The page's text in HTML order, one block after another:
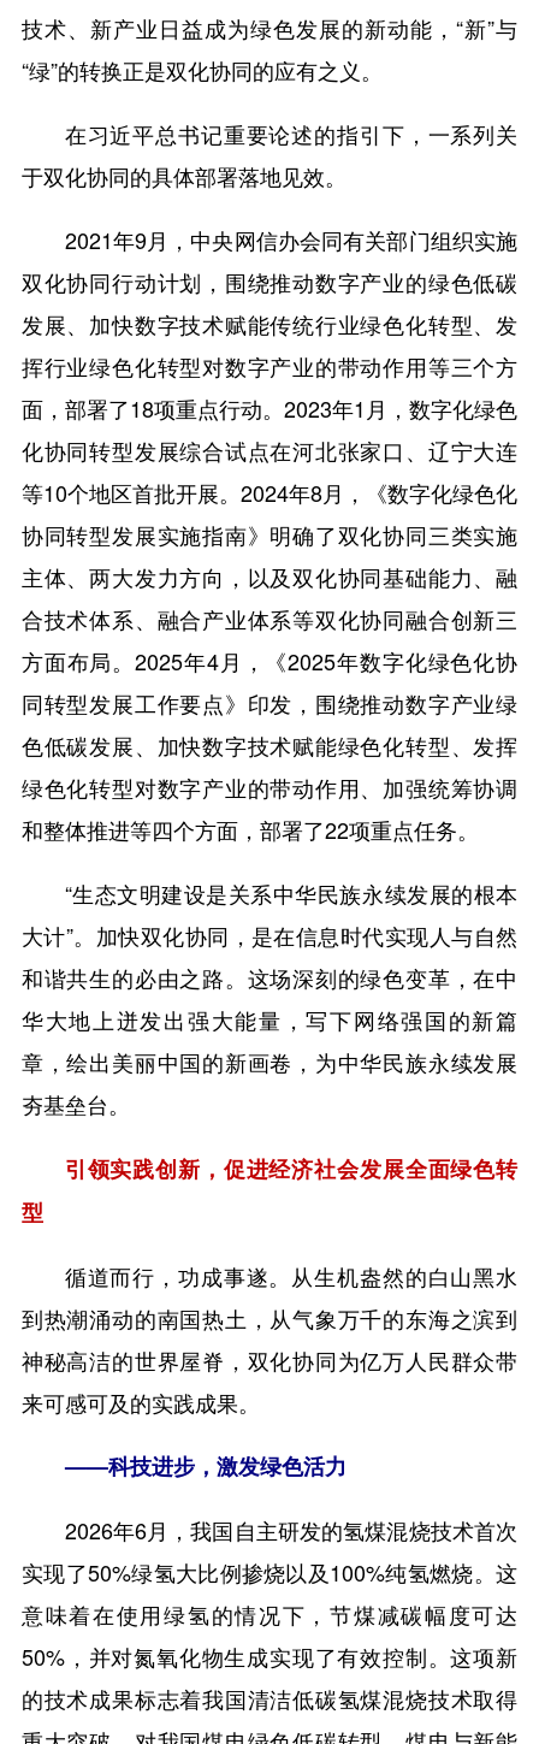
技术、新产业日益成为绿色发展的新动能，“新”与
“绿”的转换正是双化协同的应有之义。
在习近平总书记重要论述的指引下，一系列关
于双化协同的具体部署落地见效。
2021年9月，中央网信办会同有关部门组织实施
双化协同行动计划，围绕推动数字产业的绿色低碳
发展、加快数字技术赋能传统行业绿色化转型、发
挥行业绿色化转型对数字产业的带动作用等三个方
面，部署了18项重点行动。2023年1月，数字化绿色
化协同转型发展综合试点在河北张家口、辽宁大连
等10个地区首批开展。2024年8月，《数字化绿色化
协同转型发展实施指南》明确了双化协同三类实施
主体、两大发力方向，以及双化协同基础能力、融
合技术体系、融合产业体系等双化协同融合创新三
方面布局。2025年4月，《2025年数字化绿色化协
同转型发展工作要点》印发，围绕推动数字产业绿
色低碳发展、加快数字技术赋能绿色化转型、发挥
绿色化转型对数字产业的带动作用、加强统筹协调
和整体推进等四个方面，部署了22项重点任务。
“生态文明建设是关系中华民族永续发展的根本
大计”。加快双化协同，是在信息时代实现人与自然
和谐共生的必由之路。这场深刻的绿色变革，在中
华大地上迸发出强大能量，写下网络强国的新篇
章，绘出美丽中国的新画卷，为中华民族永续发展
夯基垒台。
引领实践创新，促进经济社会发展全面绿色转
型
循道而行，功成事遂。从生机盎然的白山黑水
到热潮涌动的南国热土，从气象万千的东海之滨到
神秘高洁的世界屋脊，双化协同为亿万人民群众带
来可感可及的实践成果。
——科技进步，激发绿色活力
2026年6月，我国自主研发的氢煤混烧技术首次
实现了50%绿氢大比例掺烧以及100%纯氢燃烧。这
意味着在使用绿氢的情况下，节煤减碳幅度可达
50%，并对氮氧化物生成实现了有效控制。这项新
的技术成果标志着我国清洁低碳氢煤混烧技术取得